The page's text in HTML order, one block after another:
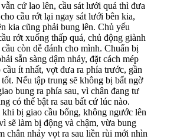
cứ lao lên, cầu sát lưới quá thì đưa
cầu rớt lại ngay sát lưới bên kia,
kia cũng phải bung lên. Chủ yếu
rớt xuống thấp quá, chủ động giành
còn dễ đánh cho mình. Chuẩn bị
sẵn sàng dậm nhảy, đặt cách mép
cầu ít nhất, vợt đưa ra phía trước, gần
Nếu tập trung sẽ không bị bất ngờ
bung ra phía sau, vì chân đang tư
có thể bật ra sau bất cứ lúc nào.
bị giao cầu bổng, không ngước lên
sẽ làm bị động và chậm, vừa bung
chân nhảy vọt ra sau liền rùi mới nhìn